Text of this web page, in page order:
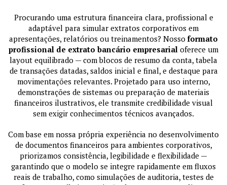
Procurando uma estrutura financeira clara, profissional e
adaptável para simular extratos corporativos em
apresentações, relatórios ou treinamentos? Nosso formato
profissional de extrato bancário empresarial oferece um
layout equilibrado — com blocos de resumo da conta, tabela
de transações datadas, saldos inicial e final, e destaque para
movimentações relevantes. Projetado para uso interno,
demonstrações de sistemas ou preparação de materiais
financeiros ilustrativos, ele transmite credibilidade visual
sem exigir conhecimentos técnicos avançados.
Com base em nossa própria experiência no desenvolvimento
de documentos financeiros para ambientes corporativos,
priorizamos consistência, legibilidade e flexibilidade —
garantindo que o modelo se integre rapidamente em fluxos
reais de trabalho, como simulações de auditoria, testes de